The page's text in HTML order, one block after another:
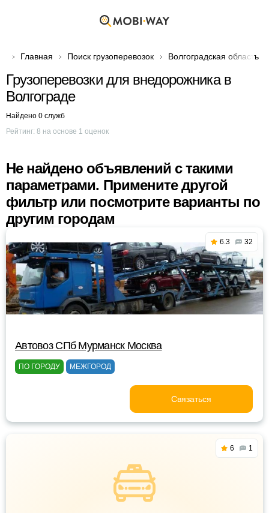
Главная Поиск грузоперевозок Волгоградская область
Грузоперевозки для внедорожника в
Волгограде
Найдено 0 служб
Рейтинг: 8 на основе 1 оценок
Не найдено объявлений с такими
параметрами. Примените другой
фильтр или посмотрите варианты по
другим городам
6.3 32
Автовоз СПб Мурманск Москва
ПО ГОРОДУ МЕЖГОРОД
Связаться
6 1